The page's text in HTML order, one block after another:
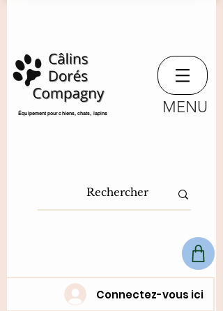
​Équipement pour chiens, chats, lapins MENU
Connectez-vous ici